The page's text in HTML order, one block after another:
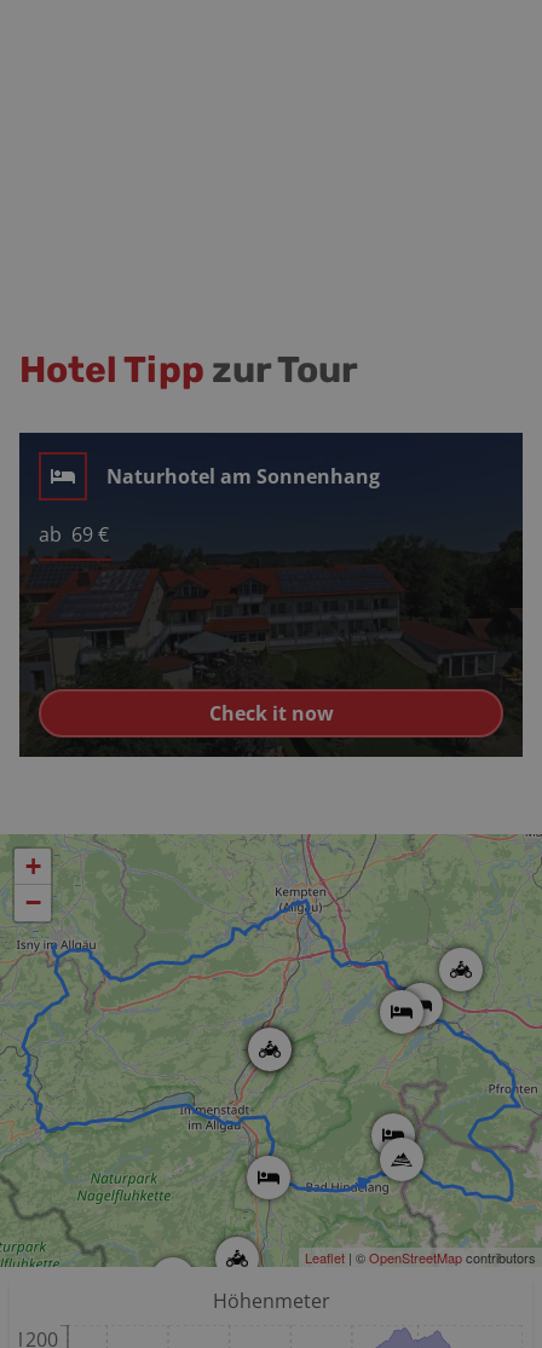
Hotel Tipp zur Tour
Naturhotel am Sonnenhang
ab 69€
Check it now
+
−
Leaflet | ©OpenStreetMapcontributors
Höhenmeter
1200